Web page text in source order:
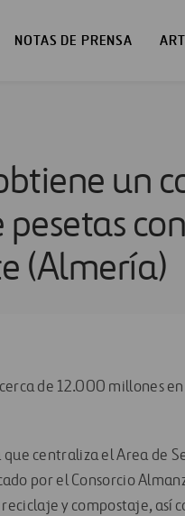
NOTAS DE PRENSA
un
(Almería)
de 12.000 millones
centraliza el Area de
por el Consorcio
y compostaje, así